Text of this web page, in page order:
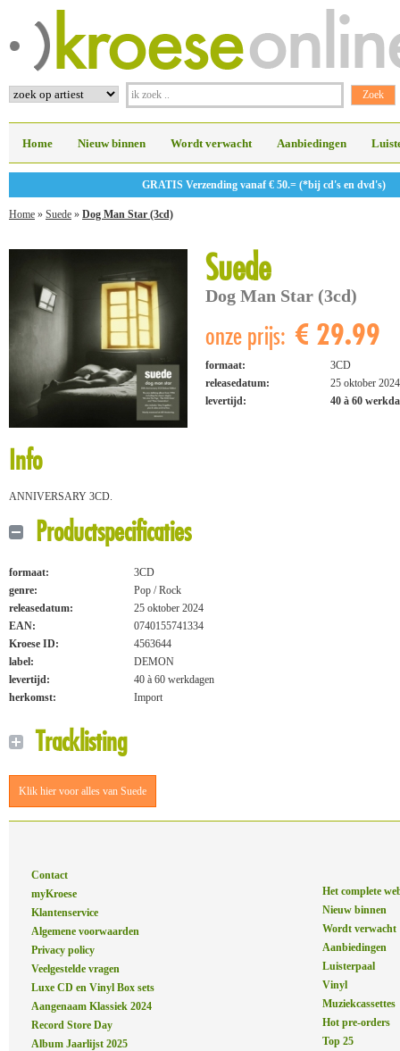
Home Nieuw binnen Wordt verwacht Aanbiedingen
GRATIS Verzending vanaf € 50.= (*bij cd's en dvd's)
Home » Suede » Dog Man Star (3cd)
Suede
Dog Man Star (3cd)
onze prijs: € 29.99
formaat:
3CD
releasedatum:
25 oktober 2024
levertijd:
40 à 60
Info
ANNIVERSARY 3CD.
Productspecificaties
formaat:
3CD
genre:
Pop / Rock
releasedatum:
25 oktober 2024
EAN:
0740155741334
Kroese ID:
4563644
label:
DEMON
levertijd:
40 à 60 werkdagen
herkomst:
Import
Tracklisting
Klik hier voor alles van Suede
Contact
myKroese
Klantenservice
Algemene voorwaarden
Privacy policy
Veelgestelde vragen
Luxe CD en Vinyl Box sets
Aangenaam Klassiek 2024
Record Store Day
Album Jaarlijst 2025
Het complete
Nieuw binnen
Wordt verwacht
Aanbiedingen
Luisterpaal
Vinyl
Muziekcassettes
Hot pre-orders
Top 25